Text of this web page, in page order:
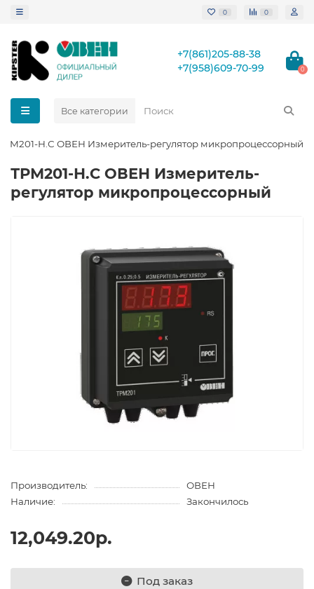
0 0
+7(861)205-88-38
+7(958)609-70-99
0
Все категории
Н.С ОВЕН Измеритель-регулятор микропроцессорный
ТРМ201-Н.С ОВЕН Измеритель-
регулятор микропроцессорный
Производитель:
ОВЕН
Наличие:
Закончилось
12,049.20р.
Под заказ